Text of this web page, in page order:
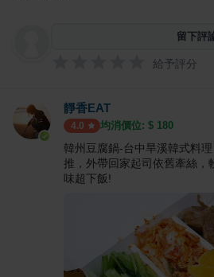
留下評
給予評分
靜香EAT
4.0 均消價位: $ 180
韓州豆腐鍋-台中旱溪韓式料
推，外帶回家起司依舊牽絲，
味超下飯!